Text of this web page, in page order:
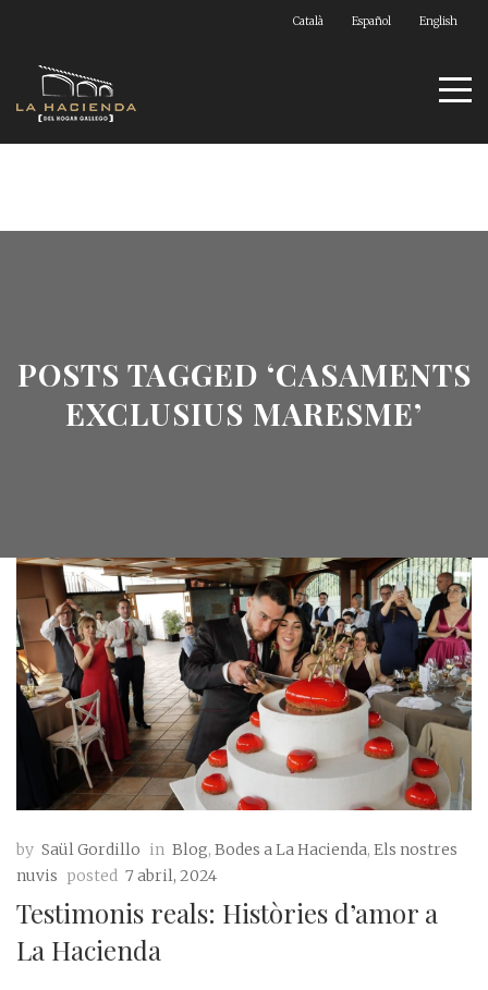
Català Español English
POSTS TAGGED ‘CASAMENTS
EXCLUSIUS MARESME’
by Saül Gordillo in Blog, Bodes a La Hacienda, Els nostres
nuvis posted 7 abril, 2024
Testimonis reals: Històries d’amor a
La Hacienda